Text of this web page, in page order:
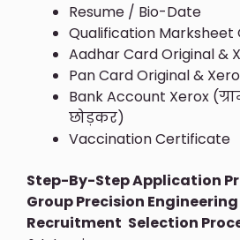
Resume / Bio-Date
Qualification Marksheet
Aadhar Card Original &
Pan Card Original &
Bank Account Xerox
छोड़कर)
Vaccination Certificate
Step-By-Step Application
Group Precision
Recruitment Selection